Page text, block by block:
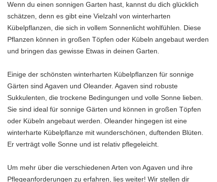
Wenn du einen sonnigen Garten hast, kannst du dich glücklich
schätzen, denn es gibt eine Vielzahl von winterharten
Kübelpflanzen, die sich in vollem Sonnenlicht wohlfühlen. Diese
Pflanzen können in großen Töpfen oder Kübeln angebaut werden
und bringen das gewisse Etwas in deinen Garten.
Einige der schönsten winterharten Kübelpflanzen für sonnige
Gärten sind Agaven und Oleander. Agaven sind robuste
Sukkulenten, die trockene Bedingungen und volle Sonne lieben.
Sie sind ideal für sonnige Gärten und können in großen Töpfen
oder Kübeln angebaut werden. Oleander hingegen ist eine
winterharte Kübelpflanze mit wunderschönen, duftenden Blüten.
Er verträgt volle Sonne und ist relativ pflegeleicht.
Um mehr über die verschiedenen Arten von Agaven und ihre
Pflegeanforderungen zu erfahren, lies weiter! Wir stellen dir